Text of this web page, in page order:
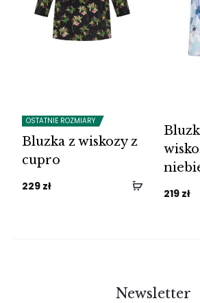
OSTATNIE ROZMIARY
Bluzka z wiskozy z
cupro
229 zł
219 zł
Newsletter